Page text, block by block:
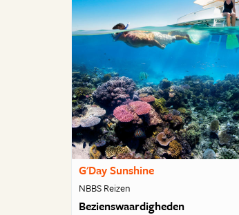
G'Day Sunshine
NBBS Reizen
Bezienswaardigheden